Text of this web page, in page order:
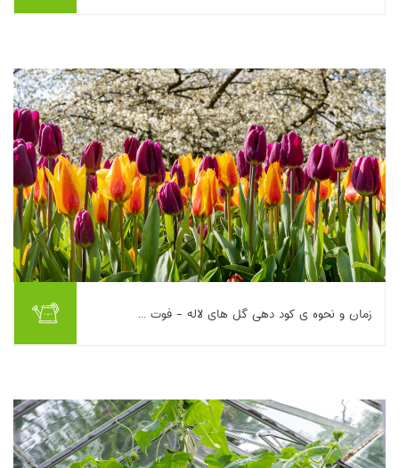
در این مقاله نقش عنصر مس در مدیریت تغذیه و حفاظت گیاه‌پزشکی
بیشتر بخوانیم ...
این مطلب اصول زمان‌بندی و روش کوددهی لاله برای افزایش کیفیت و
بیشتر بخوانیم ...
زمان و نحوه ی کود دهی گل های لاله - فوت ...